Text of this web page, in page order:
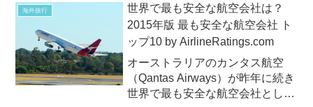
（WORLD’S BEST AIRLINES
FOR 2018）を発表しました。
201...
海外旅行
世界で最も安全な航空会社は？
2015年版 最も安全な航空会社 ト
ップ10 by AirlineRatings.com
オーストラリアのカンタス航空
（Qantas Airways）が昨年に続き
世界で最も安全な航空会社として